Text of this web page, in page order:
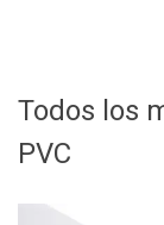
Todos los
PVC